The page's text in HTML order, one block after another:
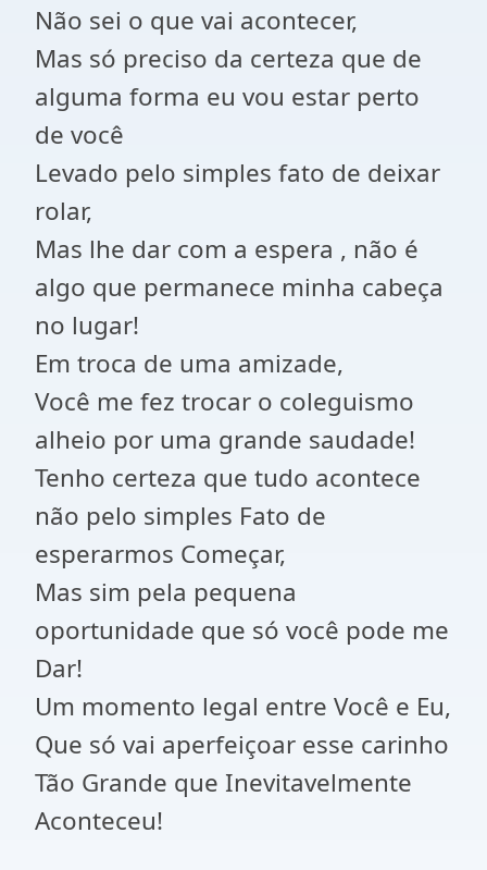
Não sei o que vai acontecer,
Mas só preciso da certeza que de
alguma forma eu vou estar perto
de você
Levado pelo simples fato de deixar
rolar,
Mas lhe dar com a espera , não é
algo que permanece minha cabeça
no lugar!
Em troca de uma amizade,
Você me fez trocar o coleguismo
alheio por uma grande saudade!
Tenho certeza que tudo acontece
não pelo simples Fato de
esperarmos Começar,
Mas sim pela pequena
oportunidade que só você pode me
Dar!
Um momento legal entre Você e Eu,
Que só vai aperfeiçoar esse carinho
Tão Grande que Inevitavelmente
Aconteceu!